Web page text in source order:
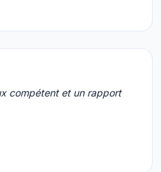
compétent et un rapport